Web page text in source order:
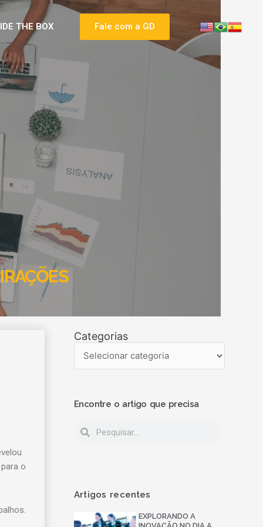
THE BOX Fale com a GD
o
Categorias
Encontre o artigo que precisa
Artigos recentes
EXPLORANDO A
INOVAÇÃO NO DIA A